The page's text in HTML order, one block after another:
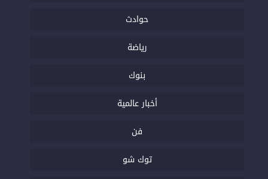
حوادث
رياضة
بنوك
أخبار عالمية
فن
توك شو